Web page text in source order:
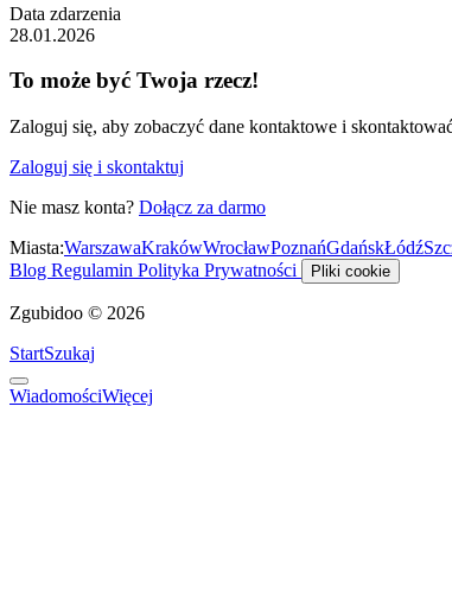
Data zdarzenia
28.01.2026
To może być Twoja rzecz!
Zaloguj się, aby zobaczyć dane kontaktowe i
Zaloguj się i skontaktuj
Nie masz konta? Dołącz za darmo
Miasta:WarszawaKrakówWrocławPoznańGdańskŁódź
Blog Regulamin Polityka Prywatności Pliki cookie
Zgubidoo © 2026
StartSzukaj
WiadomościWięcej